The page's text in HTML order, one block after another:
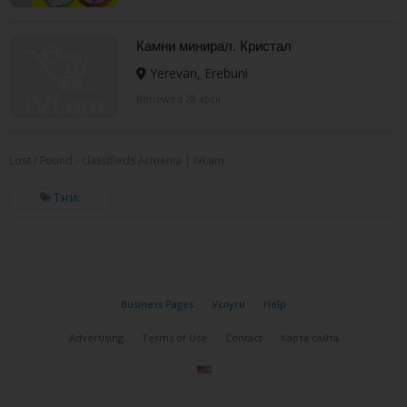
Камни минирал. Кристал
Yerevan, Erebuni
Тэги:
Business Pages Услуги Help
Advertising Terms of Use Contact Карта сайта